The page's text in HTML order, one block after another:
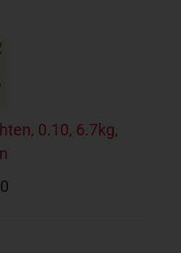
0.10, 6.7kg,